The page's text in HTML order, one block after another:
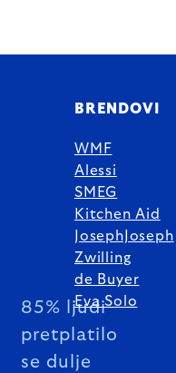
85% ljudi
pretplatilo
se dulje
BRENDOVI
WMF
Alessi
SMEG
Kitchen Aid
JosephJoseph
Zwilling
de Buyer
Eva Solo